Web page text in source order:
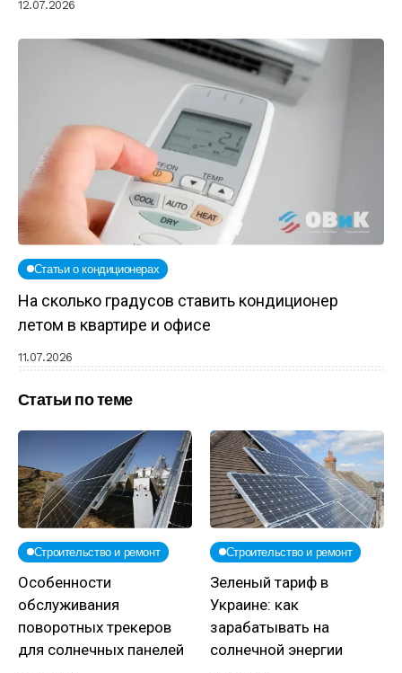
12.07.2026
Статьи о кондиционерах
На сколько градусов ставить кондиционер
летом в квартире и офисе
11.07.2026
Статьи по теме
Строительство и ремонт
Особенности
обслуживания
поворотных трекеров
для солнечных панелей
Строительство и ремонт
Зеленый тариф в
Украине: как
зарабатывать на
солнечной энергии